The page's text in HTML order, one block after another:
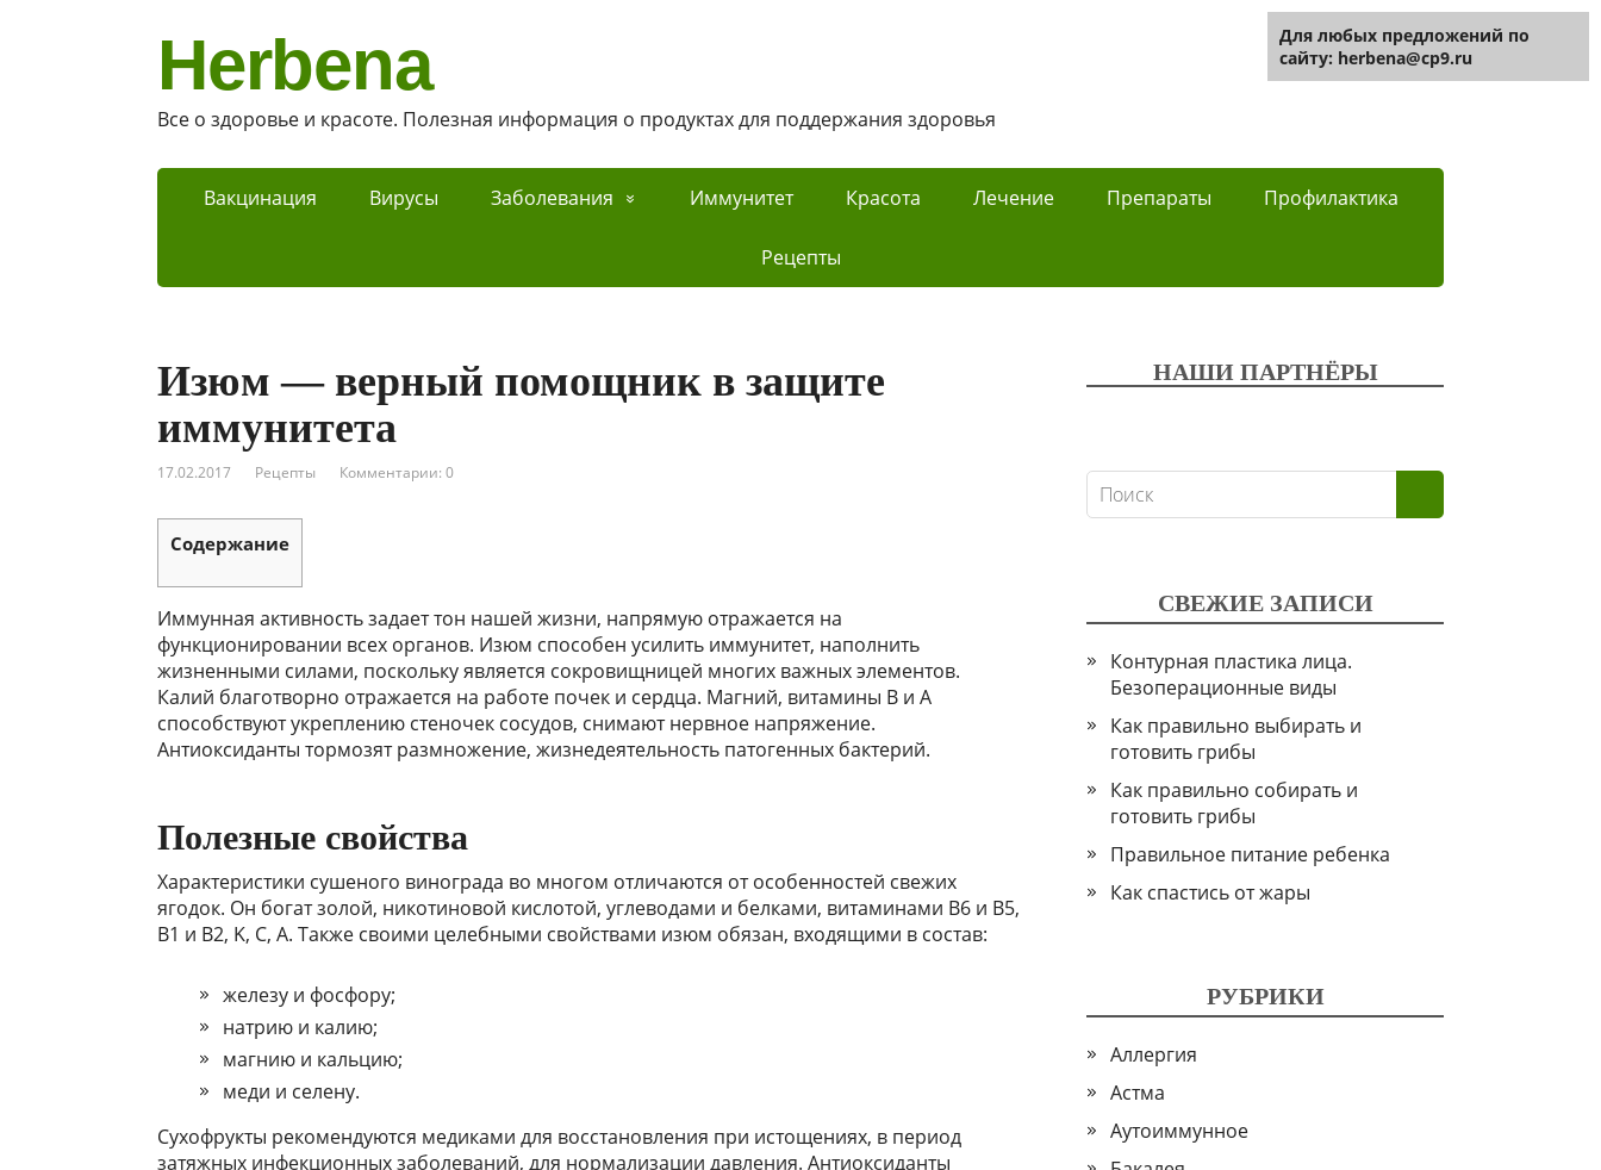
Herbena
Все о здоровье и красоте. Полезная информация о продуктах для поддержания здоровья
Вакцинация Вирусы Заболевания Иммунитет Красота Лечение Препараты Профилактика
Рецепты
Изюм — верный помощник в защите
иммунитета
17.02.2017 Рецепты Комментарии: 0
Содержание
Иммунная активность задает тон нашей жизни, напрямую отражается на
функционировании всех органов. Изюм способен усилить иммунитет, наполнить
жизненными силами, поскольку является сокровищницей многих важных элементов.
Калий благотворно отражается на работе почек и сердца. Магний, витамины B и A
способствуют укреплению стеночек сосудов, снимают нервное напряжение.
Антиоксиданты тормозят размножение, жизнедеятельность патогенных бактерий.
Полезные свойства
Характеристики сушеного винограда во многом отличаются от особенностей свежих
ягодок. Он богат золой, никотиновой кислотой, углеводами и белками, витаминами B6 и B5,
B1 и B2, K, C, A. Также своими целебными свойствами изюм обязан, входящими в состав:
железу и фосфору;
натрию и калию;
магнию и кальцию;
меди и селену.
Сухофрукты рекомендуются медиками для восстановления при истощениях, в период
затяжных инфекционных заболеваний, для нормализации давления. Антиоксиданты
НАШИ ПАРТНЁРЫ
СВЕЖИЕ ЗАПИСИ
Контурная пластика лица.
Безоперационные виды
Как правильно выбирать и
готовить грибы
Как правильно собирать и
готовить грибы
Правильное питание ребенка
Как спастись от жары
РУБРИКИ
Аллергия
Астма
Аутоиммунное
Для любых предложений по
сайту: herbena@cp9.ru